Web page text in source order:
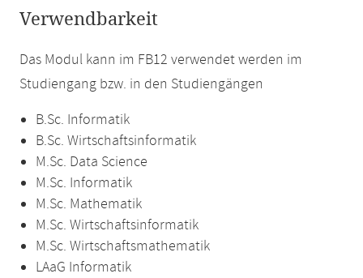
Verwendbarkeit
Das Modul kann im FB12 verwendet werden im
Studiengang bzw. in den Studiengängen
B.Sc. Informatik
B.Sc. Wirtschaftsinformatik
M.Sc. Data Science
M.Sc. Informatik
M.Sc. Mathematik
M.Sc. Wirtschaftsinformatik
M.Sc. Wirtschaftsmathematik
LAaG Informatik